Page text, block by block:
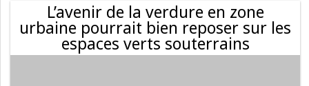
L’avenir de la verdure en zone
urbaine pourrait bien reposer sur les
espaces verts souterrains